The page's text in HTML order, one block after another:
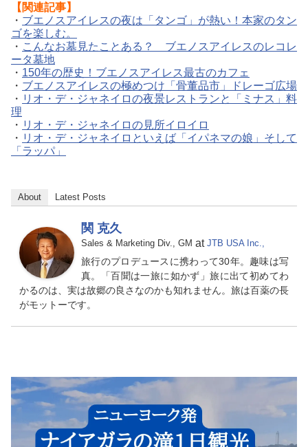
【関連記事】
・ ブエノスアイレスの夜は「タンゴ」が熱い！本家のタン
ゴを楽しむ。
・ こんなお墓見たことある？ ブエノスアイレスのレコレ
ータ墓地
・ 150年の歴史！ブエノスアイレス最古のカフェ
・ ブエノスアイレスの極めつけ「骨董品市」ドレーゴ広場
・ リオ・デ・ジャネイロの夜景レストランと「ミナス」料
理
・ リオ・デ・ジャネイロの見所イロイロ
・ リオ・デ・ジャネイロといえば「イパネマの娘」そして
「ラッパ」
About Latest Posts
関 克久
Sales & Marketing Div., GM at JTB USA Inc.,
旅行のプロデュースに携わって30年。趣味は写
真。「百聞は一旅に如かず」旅に出て初めてわ
かるのは、実は故郷の良さなのかも知れません。旅は百薬の長
がモットーです。